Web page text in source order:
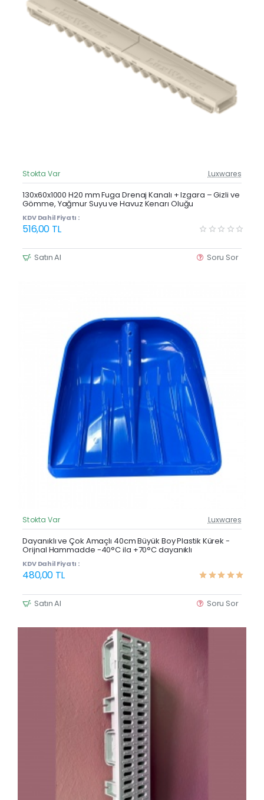
Güncel Fiyat
Yeni Ürün
Stokta Var Luxwares
130x60x1000 H20 mm Fuga Drenaj Kanalı + Izgara – Gizli ve
Gömme, Yağmur Suyu ve Havuz Kenarı Oluğu
KDV Dahil Fiyatı :
516,00 TL
Satın Al Soru Sor
Güncel Fiyat
Yeni Ürün
Stokta Var Luxwares
Dayanıklı ve Çok Amaçlı 40cm Büyük Boy Plastik Kürek -
Orijnal Hammadde -40°C ila +70°C dayanıklı
KDV Dahil Fiyatı :
480,00 TL
Satın Al Soru Sor